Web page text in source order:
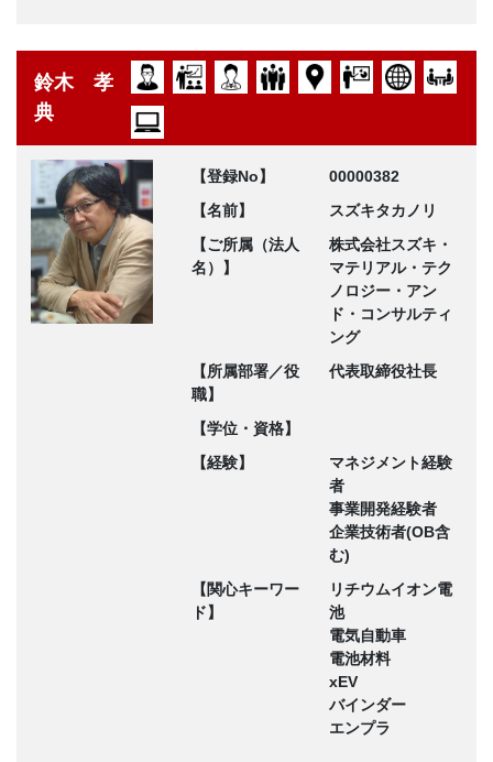
鈴木 孝
典
【登録No】
00000382
【名前】
スズキタカノリ
【ご所属（法人
名）】
株式会社スズキ・
マテリアル・テク
ノロジー・アン
ド・コンサルティ
ング
【所属部署／役
職】
代表取締役社長
【学位・資格】
【経験】
マネジメント経験
者
事業開発経験者
企業技術者(OB含
む)
【関心キーワー
ド】
リチウムイオン電
池
電気自動車
電池材料
xEV
バインダー
エンプラ